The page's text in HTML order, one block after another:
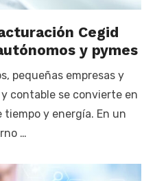
Cegid
y pymes
pequeñas empresas y
contable se convierte en
y energía. En un
…